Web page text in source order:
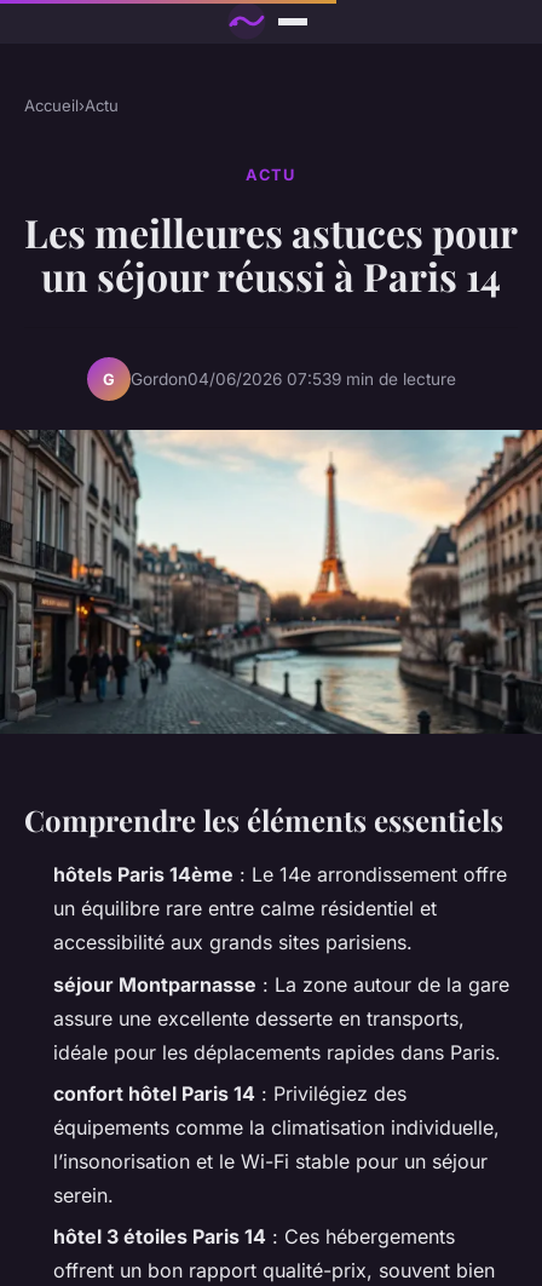
Accueil›Actu
ACTU
Les meilleures astuces pour
un séjour réussi à Paris 14
G Gordon04/06/2026 07:539 min de lecture
Comprendre les éléments essentiels
hôtels Paris 14ème : Le 14e arrondissement offre
un équilibre rare entre calme résidentiel et
accessibilité aux grands sites parisiens.
séjour Montparnasse : La zone autour de la gare
assure une excellente desserte en transports,
idéale pour les déplacements rapides dans Paris.
confort hôtel Paris 14 : Privilégiez des
équipements comme la climatisation individuelle,
l’insonorisation et le Wi-Fi stable pour un séjour
serein.
hôtel 3 étoiles Paris 14 : Ces hébergements
offrent un bon rapport qualité-prix, souvent bien